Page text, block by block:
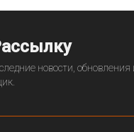
новости, обновления